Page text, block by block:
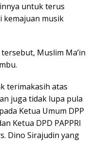
untuk terus
kemajuan musik
Muslim Ma’in
terimakasih atas
juga tidak lupa pula
Ketua Umum DPP
Ketua DPD PAPPRI
Dino Sirajudin yang